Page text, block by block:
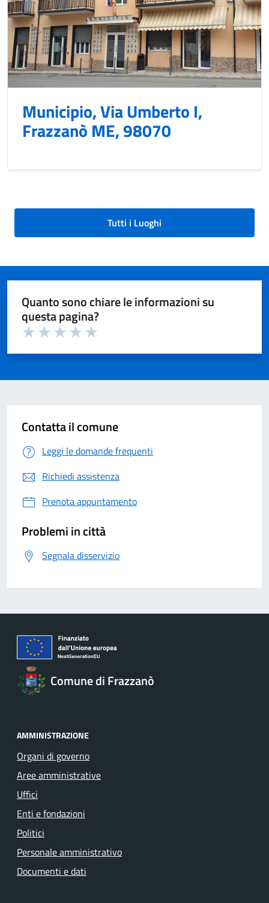
Municipio, Via Umberto I,
Frazzanò ME, 98070
Tutti i Luoghi
Quanto sono chiare le informazioni su
questa pagina?
Contatta il comune
Leggi le domande frequenti
Richiedi assistenza
Prenota appuntamento
Problemi in città
Segnala disservizio
Comune di Frazzanò
AMMINISTRAZIONE
Organi di governo
Aree amministrative
Uffici
Enti e fondazioni
Politici
Personale amministrativo
Documenti e dati